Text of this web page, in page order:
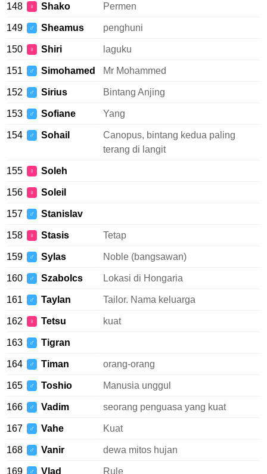
148 ♀ Shako Permen
149 ♂ Sheamus penghuni
150 ♀ Shiri laguku
151 ♂ Simohamed Mr Mohammed
152 ♂ Sirius Bintang Anjing
153 ♂ Sofiane Yang
154 ♂ Sohail
Canopus, bintang kedua paling
terang di langit
155 ♀ Soleh
156 ♀ Soleil
157 ♂ Stanislav
158 ♀ Stasis Tetap
159 ♂ Sylas Noble (bangsawan)
160 ♂ Szabolcs Lokasi di Hongaria
161 ♂ Taylan Tailor. Nama keluarga
162 ♀ Tetsu kuat
163 ♂ Tigran
164 ♂ Timan orang-orang
165 ♂ Toshio Manusia unggul
166 ♂ Vadim seorang penguasa yang kuat
167 ♂ Vahe Kuat
168 ♂ Vanir dewa mitos hujan
169 ♂ Vlad Rule